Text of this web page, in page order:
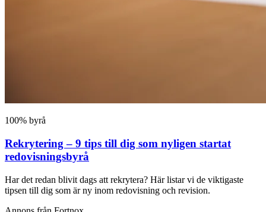
100% byrå
Rekrytering – 9 tips till dig som nyligen startat
redovisningsbyrå
Har det redan blivit dags att rekrytera? Här listar vi de viktigaste
tipsen till dig som är ny inom redovisning och revision.